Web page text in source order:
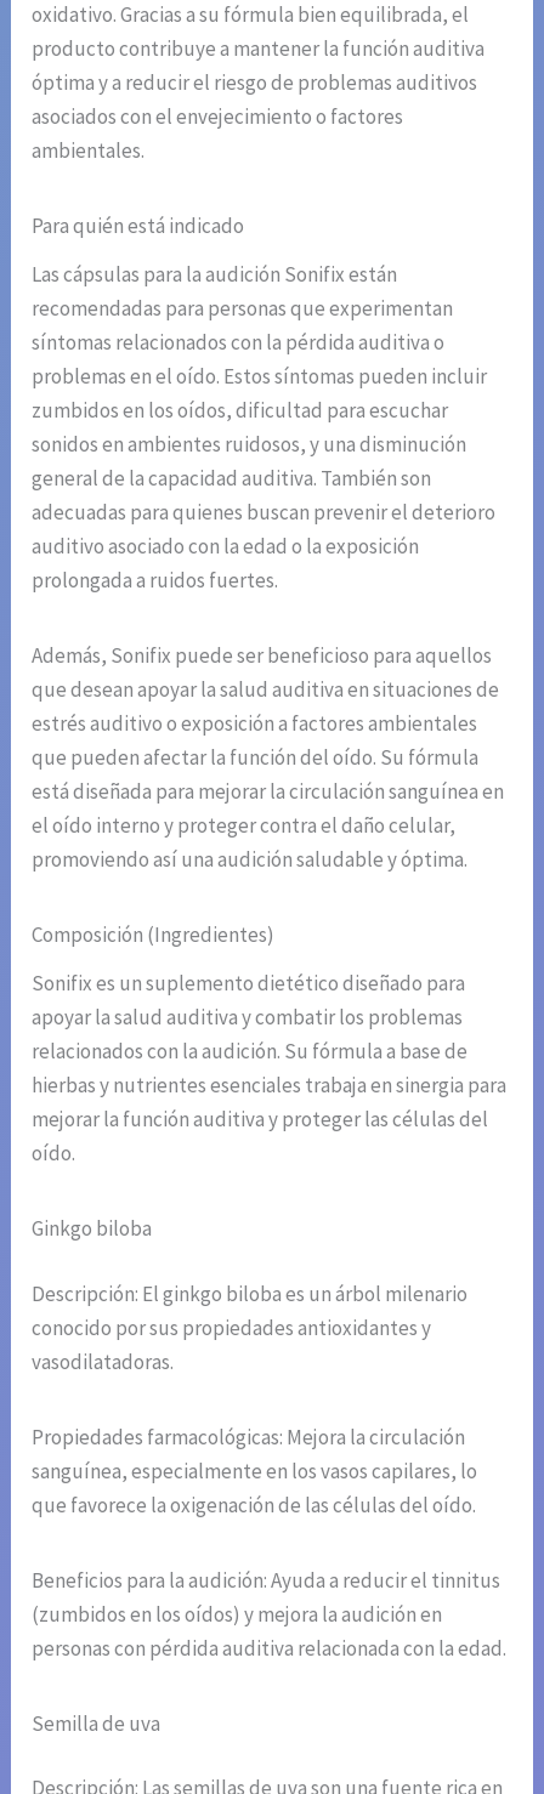
oxidativo. Gracias a su fórmula bien equilibrada, el
producto contribuye a mantener la función auditiva
óptima y a reducir el riesgo de problemas auditivos
asociados con el envejecimiento o factores
ambientales.
Para quién está indicado
Las cápsulas para la audición Sonifix están
recomendadas para personas que experimentan
síntomas relacionados con la pérdida auditiva o
problemas en el oído. Estos síntomas pueden incluir
zumbidos en los oídos, dificultad para escuchar
sonidos en ambientes ruidosos, y una disminución
general de la capacidad auditiva. También son
adecuadas para quienes buscan prevenir el deterioro
auditivo asociado con la edad o la exposición
prolongada a ruidos fuertes.
Además, Sonifix puede ser beneficioso para aquellos
que desean apoyar la salud auditiva en situaciones de
estrés auditivo o exposición a factores ambientales
que pueden afectar la función del oído. Su fórmula
está diseñada para mejorar la circulación sanguínea en
el oído interno y proteger contra el daño celular,
promoviendo así una audición saludable y óptima.
Composición (Ingredientes)
Sonifix es un suplemento dietético diseñado para
apoyar la salud auditiva y combatir los problemas
relacionados con la audición. Su fórmula a base de
hierbas y nutrientes esenciales trabaja en sinergia para
mejorar la función auditiva y proteger las células del
oído.
Ginkgo biloba
Descripción: El ginkgo biloba es un árbol milenario
conocido por sus propiedades antioxidantes y
vasodilatadoras.
Propiedades farmacológicas: Mejora la circulación
sanguínea, especialmente en los vasos capilares, lo
que favorece la oxigenación de las células del oído.
Beneficios para la audición: Ayuda a reducir el tinnitus
(zumbidos en los oídos) y mejora la audición en
personas con pérdida auditiva relacionada con la edad.
Semilla de uva
Descripción: Las semillas de uva son una fuente rica en